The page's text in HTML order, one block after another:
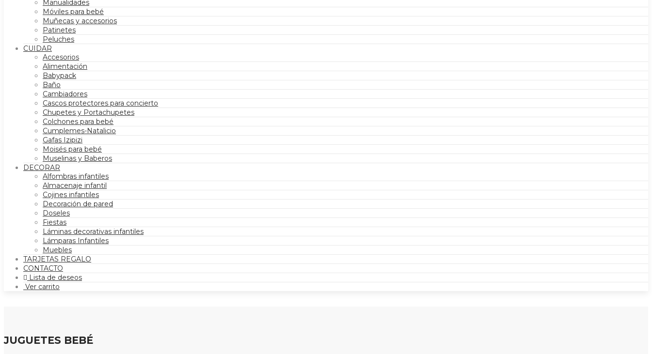
Manualidades
Móviles para bebé
Muñecas y accesorios
Patinetes
Peluches
CUIDAR
Accesorios
Alimentación
Babypack
Baño
Cambiadores
Cascos protectores para concierto
Chupetes y Portachupetes
Colchones para bebé
Cumplemes-Natalicio
Gafas Izipizi
Moisés para bebé
Muselinas y Baberos
DECORAR
Alfombras infantiles
Almacenaje infantil
Cojines infantiles
Decoración de pared
Doseles
Fiestas
Láminas decorativas infantiles
Lámparas Infantiles
Muebles
TARJETAS REGALO
CONTACTO
Lista de deseos
Ver carrito
JUGUETES BEBÉ